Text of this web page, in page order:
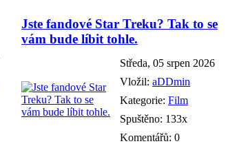
Jste fandové Star Treku? Tak to se
vám bude líbit tohle.
Středa, 05 srpen 2026
Vložil: aDDmin
Kategorie: Film
Spuštěno: 133x
Komentářů: 0